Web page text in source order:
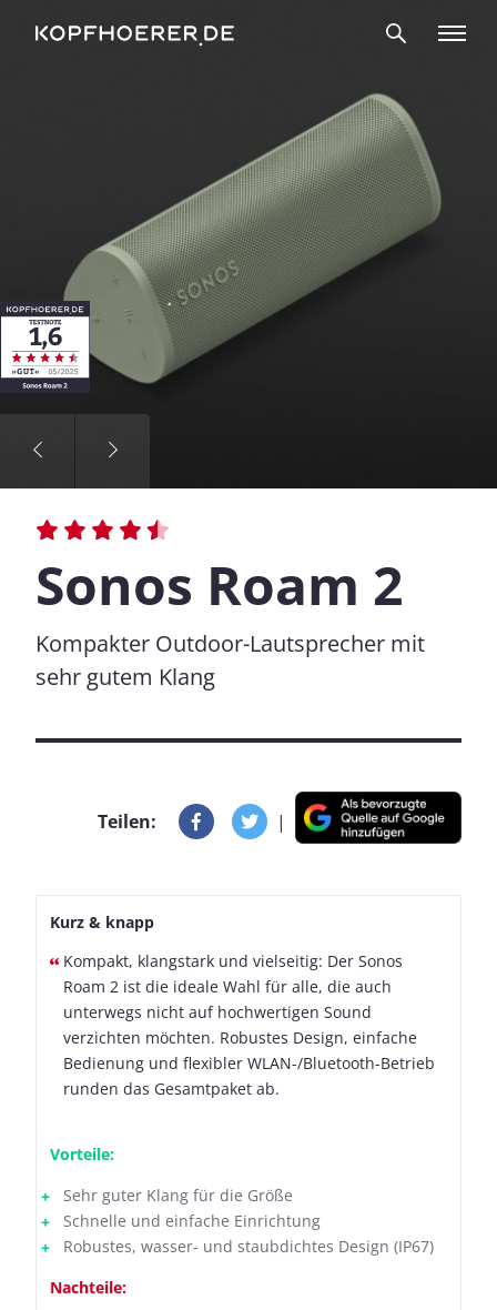
Sonos Roam 2
Kompakter Outdoor-Lautsprecher mit
sehr gutem Klang
Teilen: |
Kurz & knapp
Kompakt, klangstark und vielseitig: Der Sonos
Roam 2 ist die ideale Wahl für alle, die auch
unterwegs nicht auf hochwertigen Sound
verzichten möchten. Robustes Design, einfache
Bedienung und flexibler WLAN-/Bluetooth-Betrieb
runden das Gesamtpaket ab.
Vorteile:
Sehr guter Klang für die Größe
Schnelle und einfache Einrichtung
Robustes, wasser- und staubdichtes Design (IP67)
Nachteile: